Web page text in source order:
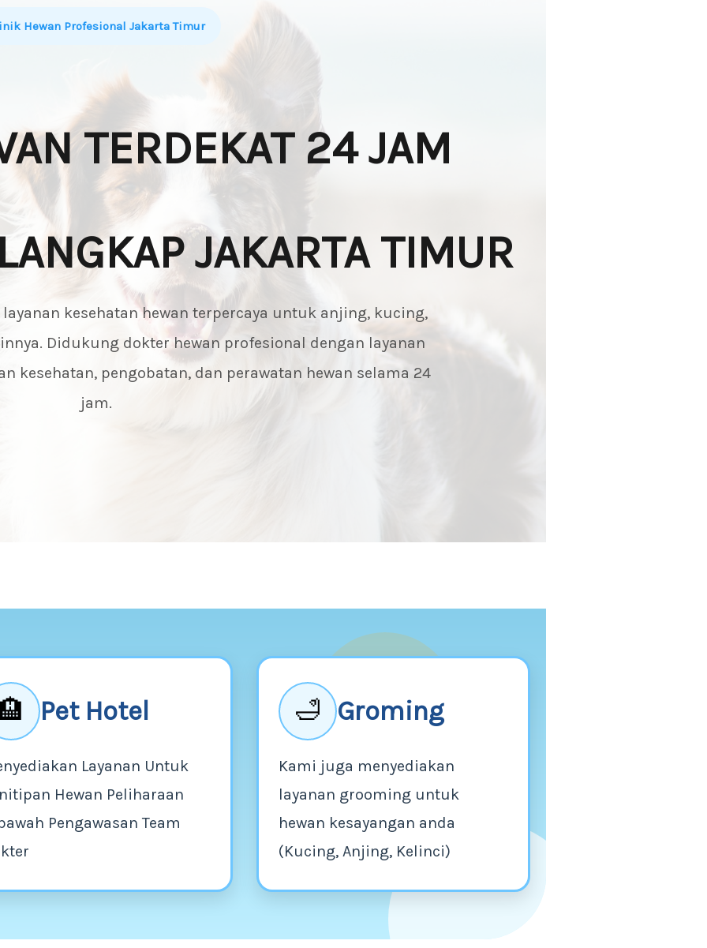
Hewan Profesional Jakarta Timur
TERDEKAT 24 JAM
JAKARTA TIMUR
kesehatan hewan terpercaya untuk anjing, kucing,
Didukung dokter hewan profesional dengan layanan
kesehatan, pengobatan, dan perawatan hewan selama 24
jam.
Pet Hotel
Layanan Untuk
Hewan Peliharaan
Pengawasan Team
🛁 Groming
Kami juga menyediakan
layanan grooming untuk
hewan kesayangan anda
(Kucing, Anjing, Kelinci)